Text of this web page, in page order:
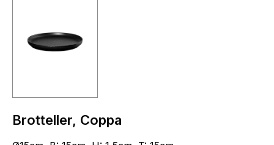
Brotteller, Coppa